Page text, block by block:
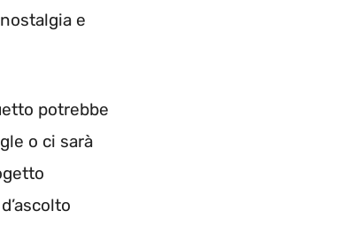
e
potrebbe
o ci sarà